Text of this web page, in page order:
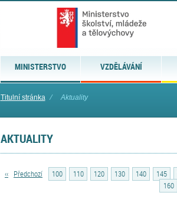
MINISTERSTVO VZDĚLÁVÁNÍ
Titulní stránka ⁄ Aktuality
AKTUALITY
‹‹ Předchozí 100 110 120 130 140 145
160